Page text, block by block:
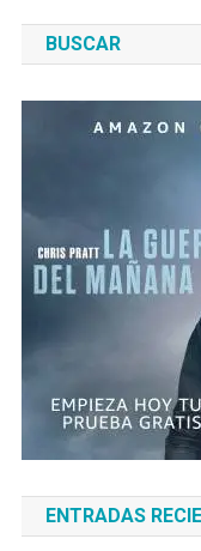
BUSCAR
ENTRADAS